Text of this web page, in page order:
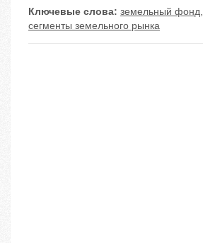
Ключевые слова: земельный фонд,
сегменты земельного рынка